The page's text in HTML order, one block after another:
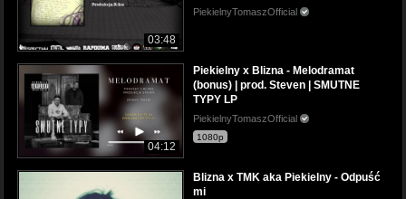
03:48
PiekielnyTomaszOfficial
04:12
Piekielny x Blizna - Melodramat
(bonus) | prod. Steven | SMUTNE
TYPY LP
PiekielnyTomaszOfficial
1080p
Blizna x TMK aka Piekielny - Odpuść
mi